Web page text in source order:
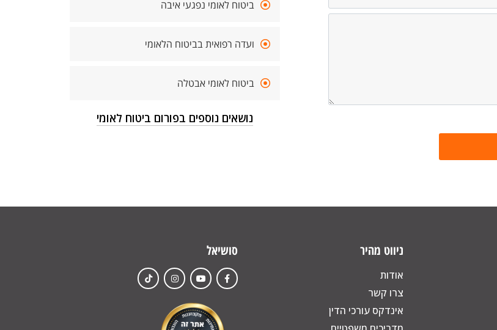
ביטוח לאומי נפגעי איבה
ועדה רפואית בביטוח הלאומי
ביטוח לאומי אבטלה
נושאים נוספים בפורום ביטוח לאומי
ניווט מהיר
אודות
צרו קשר
אינדקס עורכי הדין
סושיאל